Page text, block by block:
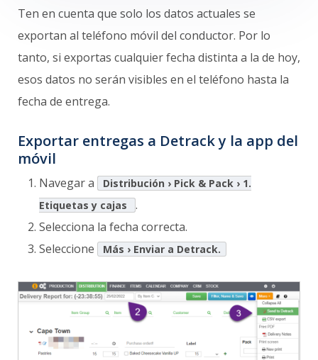
Ten en cuenta que solo los datos actuales se
exportan al teléfono móvil del conductor. Por lo
tanto, si exportas cualquier fecha distinta a la de hoy,
esos datos no serán visibles en el teléfono hasta la
fecha de entrega.
Exportar entregas a Detrack y la app del
móvil
Navegar a
Distribución › Pick & Pack › 1.
Etiquetas y cajas
.
Selecciona la fecha correcta.
Seleccione
Más › Enviar a Detrack.